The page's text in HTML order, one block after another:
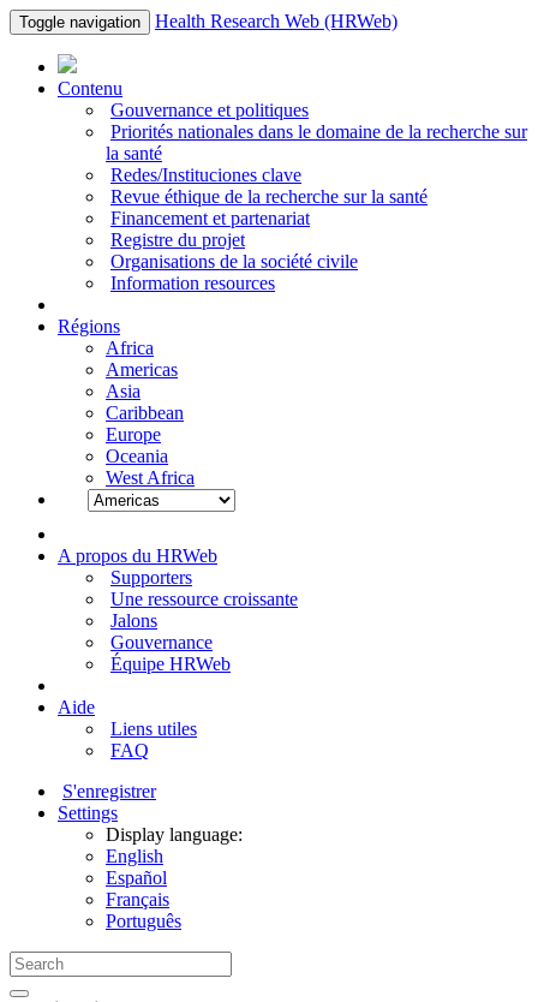
Toggle navigation Health Research Web (HRWeb)
Contenu
Gouvernance et politiques
Priorités nationales dans le domaine de la recherche sur
la santé
Redes/Instituciones clave
Revue éthique de la recherche sur la santé
Financement et partenariat
Registre du projet
Organisations de la société civile
Information resources
Régions
Africa
Americas
Asia
Caribbean
Europe
Oceania
West Africa
A propos du HRWeb
Supporters
Une ressource croissante
Jalons
Gouvernance
Équipe HRWeb
Aide
Liens utiles
FAQ
S'enregistrer
Settings
Display language:
English
Español
Français
Português